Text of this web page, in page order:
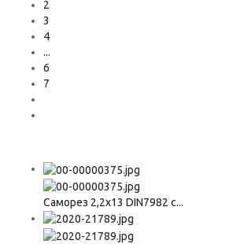
2
3
4
...
6
7
Саморез 2,2х13 DIN7982 с...